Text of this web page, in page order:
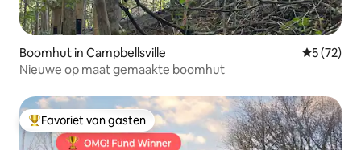
Boomhut in Campbellsville
5 (72)
Nieuwe op maat gemaakte boomhut
Topfavoriet van gasten
Favoriet van gasten